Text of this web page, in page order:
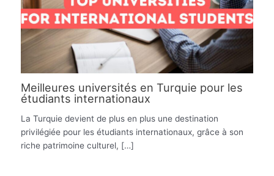
Meilleures universités en Turquie pour les
étudiants internationaux
La Turquie devient de plus en plus une destination
privilégiée pour les étudiants internationaux, grâce à son
riche patrimoine culturel, […]